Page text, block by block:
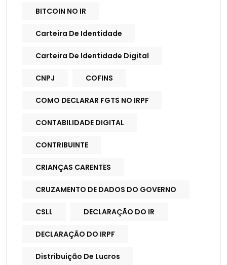
BITCOIN NO IR
Carteira De Identidade
Carteira De Identidade Digital
CNPJ COFINS
COMO DECLARAR FGTS NO IRPF
CONTABILIDADE DIGITAL
CONTRIBUINTE
CRIANÇAS CARENTES
CRUZAMENTO DE DADOS DO GOVERNO
CSLL DECLARAÇÃO DO IR
DECLARAÇÃO DO IRPF
Distribuição De Lucros